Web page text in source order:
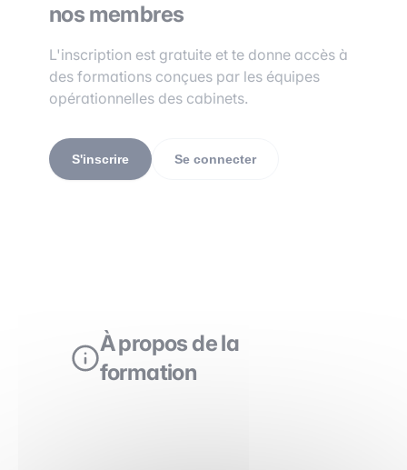
nos membres
L'inscription est gratuite et te donne accès à
des formations conçues par les équipes
opérationnelles des cabinets.
S'inscrire Se connecter
À propos de la
formation